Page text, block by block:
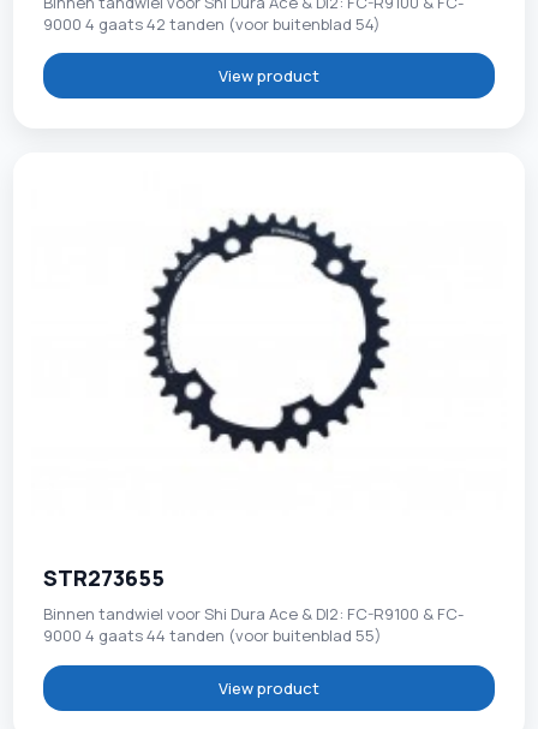
9000 4 gaats 42 tanden (voor buitenblad 54)
View product
STR273655
Binnen tandwiel voor Shi Dura Ace & DI2: FC-R9100 & FC-
9000 4 gaats 44 tanden (voor buitenblad 55)
View product